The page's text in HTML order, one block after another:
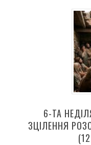
6-ТА
ЗЦІЛЕННЯ